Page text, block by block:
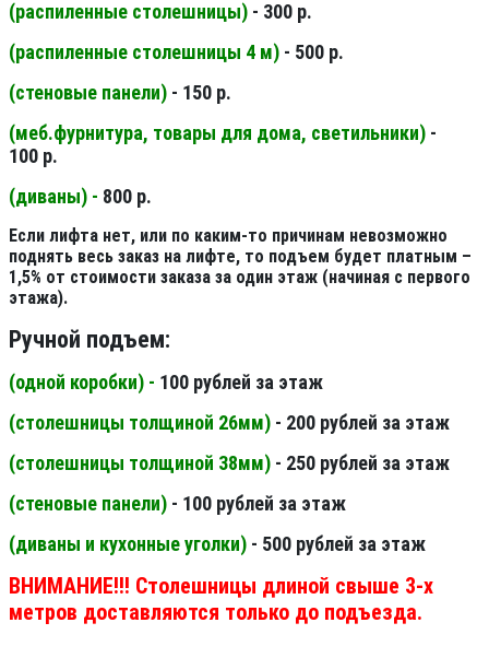
(распиленные столешницы) - 300 р.
(распиленные столешницы 4 м) - 500 р.
(стеновые панели) - 150 р.
(меб.фурнитура, товары для дома, светильники) -
100 р.
(диваны) - 800 р.
Если лифта нет, или по каким-то причинам невозможно
поднять весь заказ на лифте, то подъем будет платным –
1,5% от стоимости заказа за один этаж (начиная с первого
этажа).
Ручной подъем:
(одной коробки) - 100 рублей за этаж
(столешницы толщиной 26мм) - 200 рублей за этаж
(столешницы толщиной 38мм) - 250 рублей за этаж
(стеновые панели) - 100 рублей за этаж
(диваны и кухонные уголки) - 500 рублей за этаж
ВНИМАНИЕ!!! Столешницы длиной свыше 3-х
метров доставляются только до подъезда.